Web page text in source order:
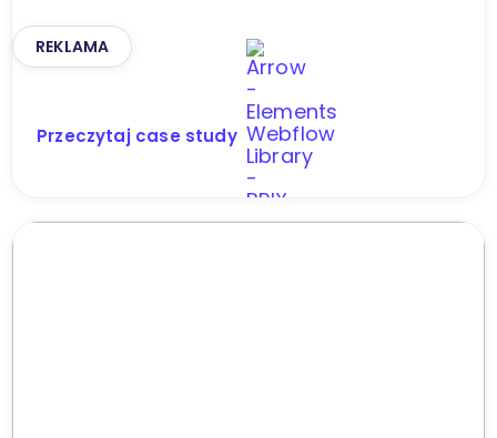
REKLAMA
Przeczytaj case study